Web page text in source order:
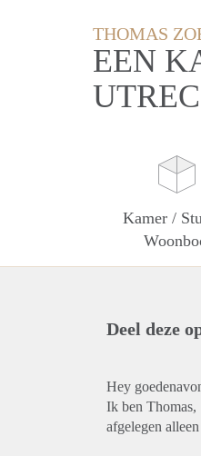
THOMAS
EEN
Kamer /
Deel deze
Hey
Ik ben Thomas,
afgelegen